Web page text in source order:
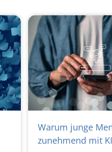
Warum junge
zunehmend mit